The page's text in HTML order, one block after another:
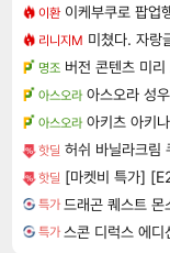
이환 이케부쿠로 팝업
리니지M 미쳤다. 자랑
명조 버전 콘텐츠 미리 보기 | 3.6 버
아스오라 아스오라 성
아스오라 아키츠 아키
핫딜 허쉬 바닐라크림
핫딜 [마켓비 특가] [E26전구
특가
특가